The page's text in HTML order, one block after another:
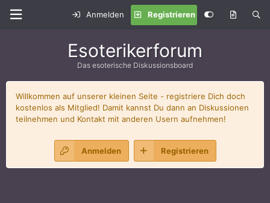
Anmelden Registrieren
Esoterikerforum
Das esoterische Diskussionsboard
Willkommen auf unserer kleinen Seite - registriere Dich doch
kostenlos als Mitglied! Damit kannst Du dann an Diskussionen
teilnehmen und Kontakt mit anderen Usern aufnehmen!
Anmelden Registrieren